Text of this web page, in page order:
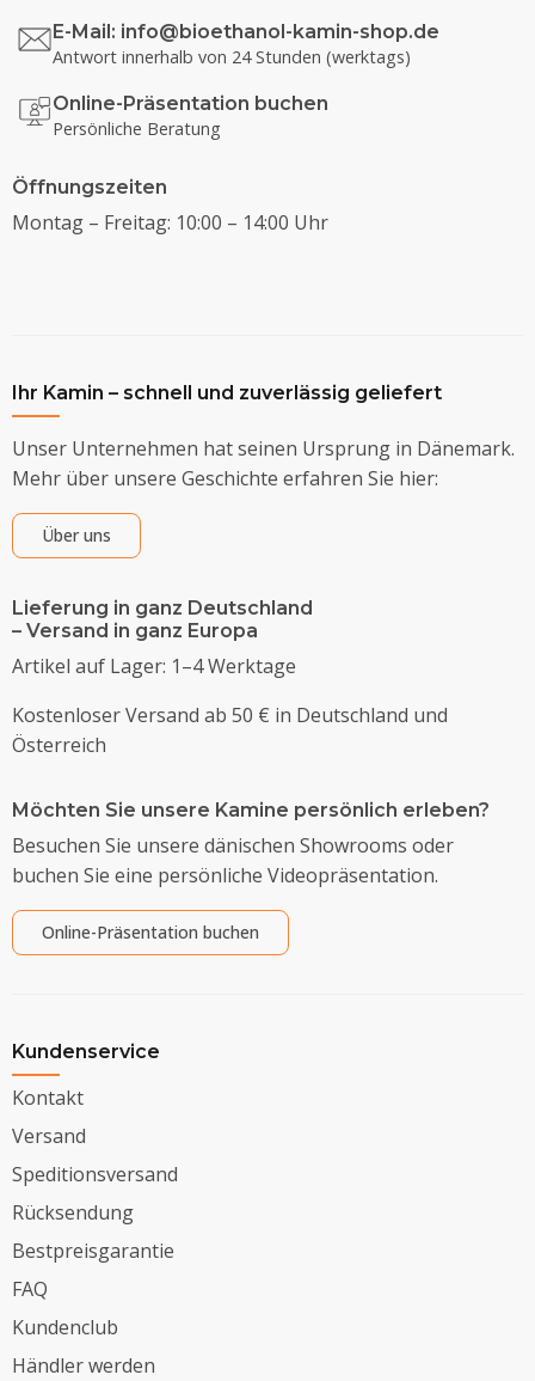
E-Mail: info@bioethanol-kamin-shop.de
Antwort innerhalb von 24 Stunden (werktags)
Online-Präsentation buchen
Persönliche Beratung
Öffnungszeiten
Montag – Freitag: 10:00 – 14:00 Uhr
Ihr Kamin – schnell und zuverlässig geliefert
Unser Unternehmen hat seinen Ursprung in Dänemark.
Mehr über unsere Geschichte erfahren Sie hier:
Über uns
Lieferung in ganz Deutschland
– Versand in ganz Europa
Artikel auf Lager: 1–4 Werktage
Kostenloser Versand ab 50 € in Deutschland und
Österreich
Möchten Sie unsere Kamine persönlich erleben?
Besuchen Sie unsere dänischen Showrooms oder
buchen Sie eine persönliche Videopräsentation.
Online-Präsentation buchen
Kundenservice
Kontakt
Versand
Speditionsversand
Rücksendung
Bestpreisgarantie
FAQ
Kundenclub
Händler werden